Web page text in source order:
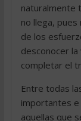
naturalmente
no llega,
de los
desconocer
completar el
Entre todas
importantes e
aquellas que